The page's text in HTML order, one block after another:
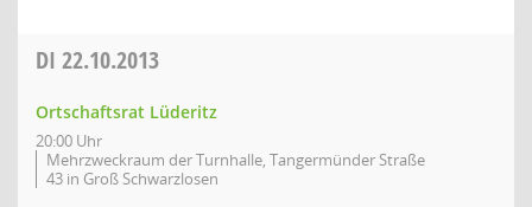
DI 22.10.2013
Ortschaftsrat Lüderitz
20:00 Uhr
Mehrzweckraum der Turnhalle, Tangermünder Straße
43 in Groß Schwarzlosen